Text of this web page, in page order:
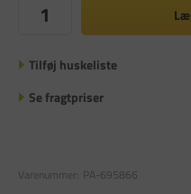
Tilføj huskeliste
Se fragtpriser
Varenummer: PA-695866